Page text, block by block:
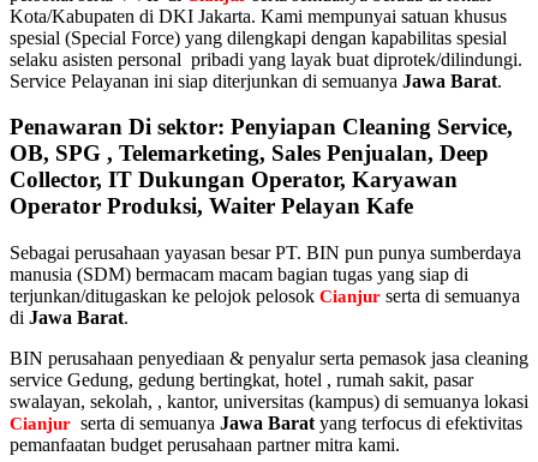
Kota/Kabupaten di DKI Jakarta. Kami mempunyai satuan khusus
spesial (Special Force) yang dilengkapi dengan kapabilitas spesial
selaku asisten personal pribadi yang layak buat diprotek/dilindungi.
Service Pelayanan ini siap diterjunkan di semuanya Jawa Barat.
Penawaran Di sektor: Penyiapan Cleaning Service,
OB, SPG , Telemarketing, Sales Penjualan, Deep
Collector, IT Dukungan Operator, Karyawan
Operator Produksi, Waiter Pelayan Kafe
Sebagai perusahaan yayasan besar PT. BIN pun punya sumberdaya
manusia (SDM) bermacam macam bagian tugas yang siap di
terjunkan/ditugaskan ke pelojok pelosok Cianjur serta di semuanya
di Jawa Barat.
BIN perusahaan penyediaan & penyalur serta pemasok jasa cleaning
service Gedung, gedung bertingkat, hotel , rumah sakit, pasar
swalayan, sekolah, , kantor, universitas (kampus) di semuanya lokasi
Cianjur serta di semuanya Jawa Barat yang terfocus di efektivitas
pemanfaatan budget perusahaan partner mitra kami.